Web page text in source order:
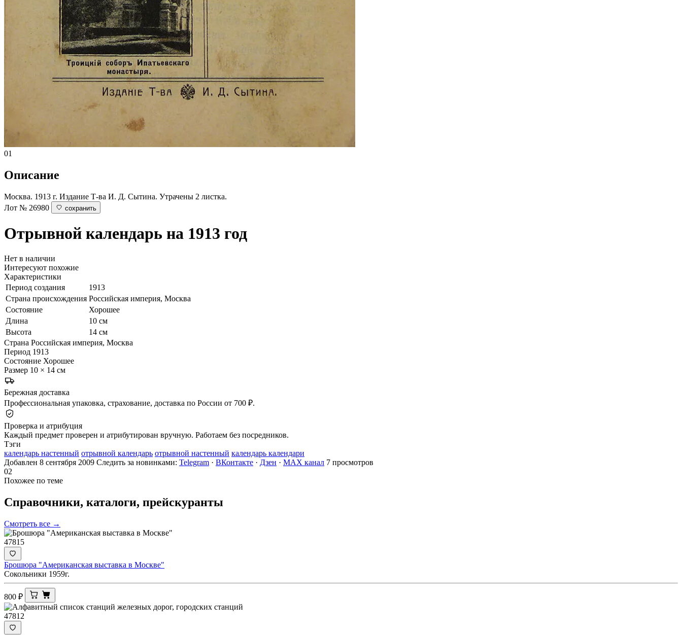
01
Описание
Москва. 1913 г. Издание Т-ва И. Д. Сытина. Утрачены 2 листка.
Лот № 26980
сохранить
Отрывной календарь на 1913 год
Нет в наличии
Интересуют похожие
Характеристики
Период создания
1913
Страна происхождения Российская империя, Москва
Состояние
Хорошее
Длина
10 см
Высота
14 см
Страна Российская империя, Москва
Период 1913
Состояние Хорошее
Размер 10 × 14 см
Бережная доставка
Профессиональная упаковка, страхование, доставка по России от 700 ₽.
Проверка и атрибуция
Каждый предмет проверен и атрибутирован вручную. Работаем без посредников.
Тэги
календарь настенный отрывной календарь отрывной настенный календарь календари
Добавлен 8 сентября 2009 Следить за новинками: Telegram · ВКонтакте · Дзен · MAX канал 7 просмотров
02
Похожее по теме
Справочники, каталоги, прейскуранты
Смотреть все →
47815
Брошюра "Американская выставка в Москве"
Сокольники 1959г.
800 ₽
47812